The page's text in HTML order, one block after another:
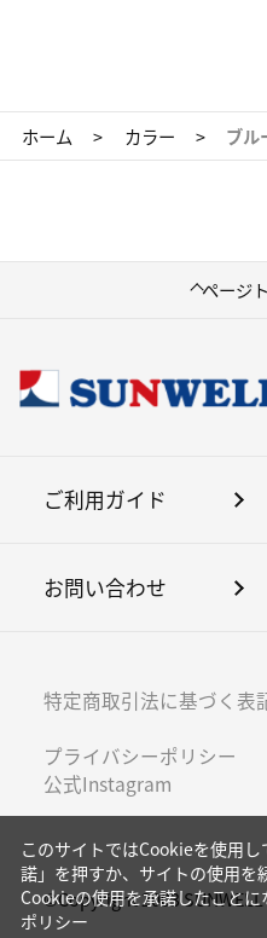
ホーム > カラー > ブル
ページ
ご利用ガイド
お問い合わせ
特定商取引法に基づく表
プライバシーポリシー
公式Instagram
©Copyright 2003 SUNWELL
このサイトではCookieを使用し
諾」を押すか、サイトの使用を
Cookieの使用を承諾したことに
ポリシー